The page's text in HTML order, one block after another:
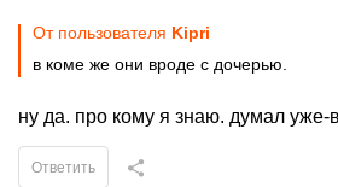
От пользователя Kipri
в коме же они вроде с дочерью.
ну да. про кому я знаю. думал уже-
Ответить